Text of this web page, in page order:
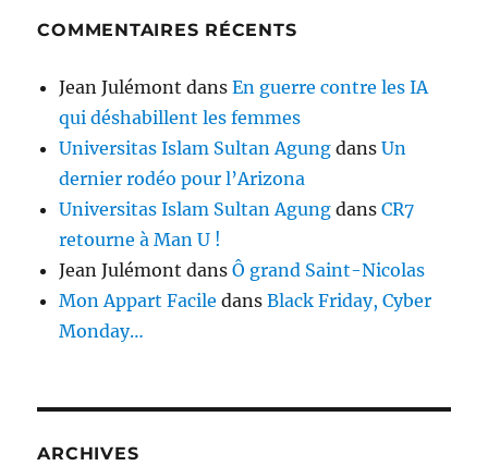
COMMENTAIRES RÉCENTS
Jean Julémont dansEn guerre contre les IA
qui déshabillent les femmes
Universitas Islam Sultan Agung dansUn
dernier rodéo pour l’Arizona
Universitas Islam Sultan Agung dansCR7
retourne à Man U !
Jean Julémont dansÔ grand Saint-Nicolas
Mon Appart Facile dansBlack Friday, Cyber
Monday…
ARCHIVES